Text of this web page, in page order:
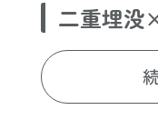
二重埋没